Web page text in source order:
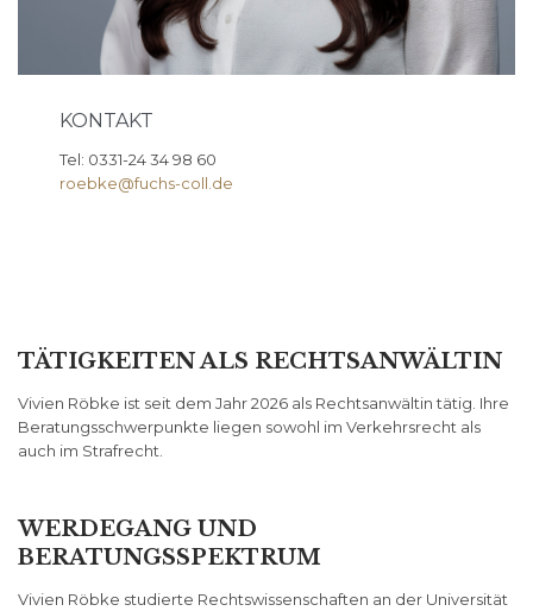
KONTAKT
Tel: 0331-24 34 98 60
roebke@fuchs-coll.de
TÄTIGKEITEN ALS RECHTSANWÄLTIN
Vivien Röbke ist seit dem Jahr 2026 als Rechtsanwältin tätig. Ihre
Beratungsschwerpunkte liegen sowohl im Verkehrsrecht als
auch im Strafrecht.
WERDEGANG UND
BERATUNGSSPEKTRUM
Vivien Röbke studierte Rechtswissenschaften an der Universität